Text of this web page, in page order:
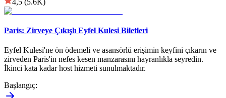
Paris: Zirveye Çıkışlı Eyfel Kulesi Biletleri
Eyfel Kulesi'ne ön ödemeli ve asansörlü erişimin keyfini çıkarın ve
zirveden Paris'in nefes kesen manzarasını hayranlıkla seyredin.
İkinci kata kadar host hizmeti sunulmaktadır.
Başlangıç: